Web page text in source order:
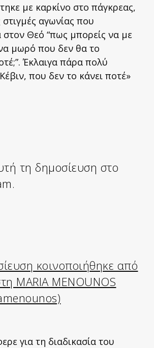
με καρκίνο στο πάγκρεας,
στιγμές αγωνίας που
στον Θεό “πως μπορείς να με
μωρό που δεν θα το
Έκλαιγα πάρα πολύ
που δεν το κάνει ποτέ»
τη δημοσίευση στο
κοινοποιήθηκε από
MARIA MENOUNOS
για τη διαδικασία του